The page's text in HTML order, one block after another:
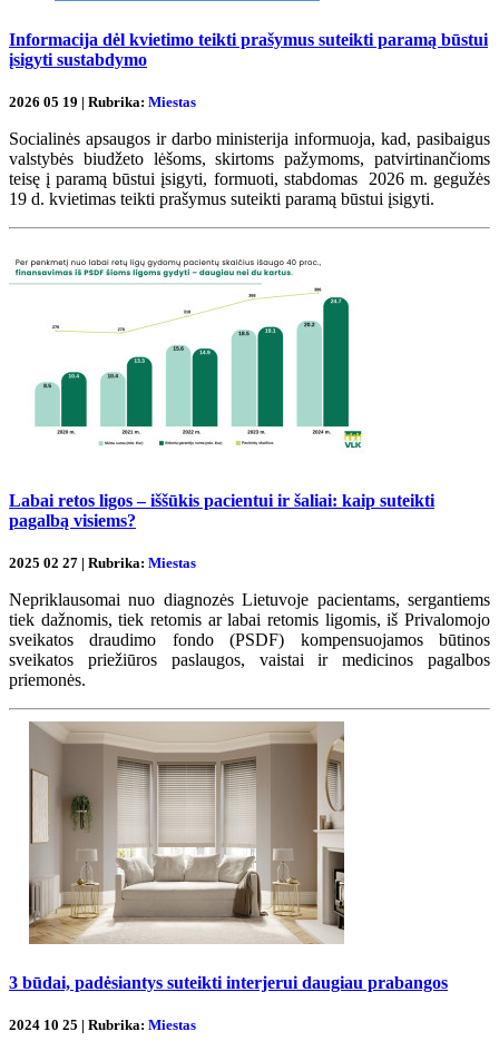
Informacija dėl kvietimo teikti prašymus suteikti paramą būstui
įsigyti sustabdymo
2026 05 19 | Rubrika: Miestas
Socialinės apsaugos ir darbo ministerija informuoja, kad, pasibaigus
valstybės biudžeto lėšoms, skirtoms pažymoms, patvirtinančioms
teisę į paramą būstui įsigyti, formuoti, stabdomas 2026 m. gegužės
19 d. kvietimas teikti prašymus suteikti paramą būstui įsigyti.
Labai retos ligos – iššūkis pacientui ir šaliai: kaip suteikti
pagalbą visiems?
2025 02 27 | Rubrika: Miestas
Nepriklausomai nuo diagnozės Lietuvoje pacientams, sergantiems
tiek dažnomis, tiek retomis ar labai retomis ligomis, iš Privalomojo
sveikatos draudimo fondo (PSDF) kompensuojamos būtinos
sveikatos priežiūros paslaugos, vaistai ir medicinos pagalbos
priemonės.
3 būdai, padėsiantys suteikti interjerui daugiau prabangos
2024 10 25 | Rubrika: Miestas